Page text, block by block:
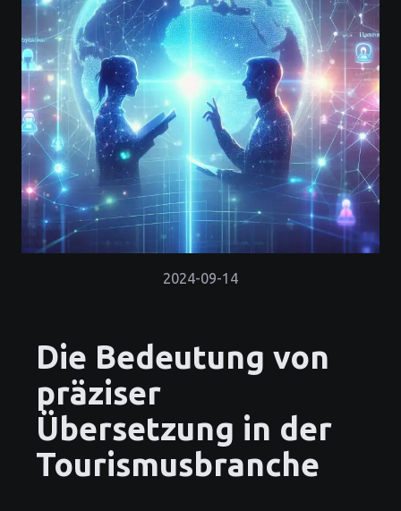
2024-09-14
Die Bedeutung von
präziser
Übersetzung in der
Tourismusbranche